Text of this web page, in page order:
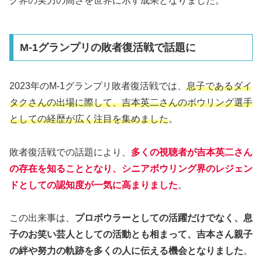
M-1グランプリの敗者復活戦で話題に
2023年のM-1グランプリ敗者復活戦では、 息子であるダイ
タクさんの出場に際して、吉本英二さんのボウリング選手
としての経歴が広く注目を集めました。
敗者復活戦での話題により、 多くの視聴者が吉本英二さん
の存在を知ることとなり、シニアボウリング界のレジェン
ドとしての認知度が一気に高まりました。
この出来事は、 プロボウラーとしての活躍だけでなく、息
子のお笑い芸人としての活動とも相まって、吉本さん親子
の絆や努力の軌跡を多くの人に伝える機会となりました。